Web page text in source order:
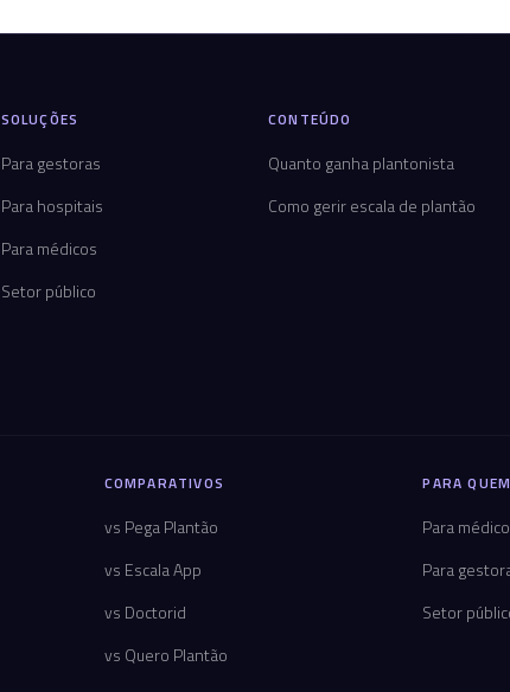
SOLUÇÕES
Para gestoras
Para hospitais
Para médicos
Setor público
CONTEÚDO
Quanto ganha plantonista
Como gerir escala de plantão
COMPARATIVOS
vs Pega Plantão
vs Escala App
vs Doctorid
vs Quero Plantão
PARA
Para
Para
Setor